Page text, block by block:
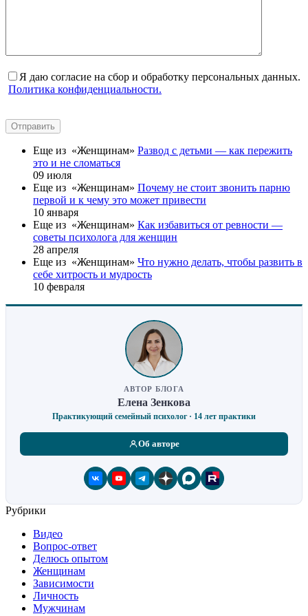
Я даю согласие на сбор и обработку персональных данных.
Политика конфиденциальности.
Отправить
Еще из «Женщинам» Развод с детьми — как пережить
это и не сломаться
09 июля
Еще из «Женщинам» Почему не стоит звонить парню
первой и к чему это может привести
10 января
Еще из «Женщинам» Как избавиться от ревности —
советы психолога для женщин
28 апреля
Еще из «Женщинам» Что нужно делать, чтобы развить в
себе хитрость и мудрость
10 февраля
АВТОР БЛОГА
Елена Зенкова
Практикующий семейный психолог · 14 лет практики
Об авторе
Рубрики
Видео
Вопрос-ответ
Делюсь опытом
Женщинам
Зависимости
Личность
Мужчинам